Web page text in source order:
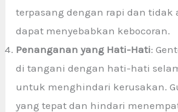
terpasang dengan rapi dan tidak
dapat menyebabkan kebocoran.
Penanganan yang Hati-Hati:
di tangani dengan hati-hati
untuk menghindari kerusakan.
yang tepat dan hindari